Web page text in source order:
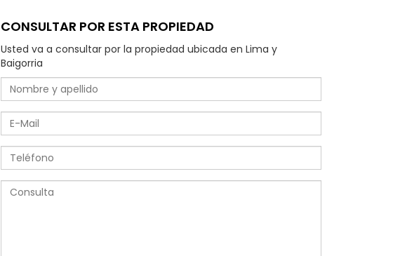
CONSULTAR POR ESTA PROPIEDAD
Usted va a consultar por la propiedad ubicada en Lima y
Baigorria